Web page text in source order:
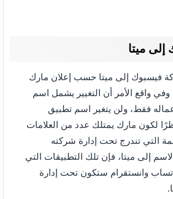
ميتا
فيسبوك إلى ميتا حسب إعلان مارك
وفي واقع الأمر أن التغيير يشمل اسم
فقط، ولن يتغير اسم تطبيق
لكون مارك يمتلك عدد من العلامات
التي تندرج تحت إدارة شركته
إلى ميتا، فإن تلك التطبيقات التي
وانستقرام ستكون تحت إدارة